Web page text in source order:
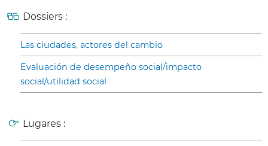
Dossiers :
Las ciudades, actores del cambio
Evaluación de desempeño social/impacto
social/utilidad social
Lugares :